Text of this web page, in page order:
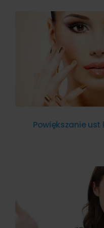
Powiększanie